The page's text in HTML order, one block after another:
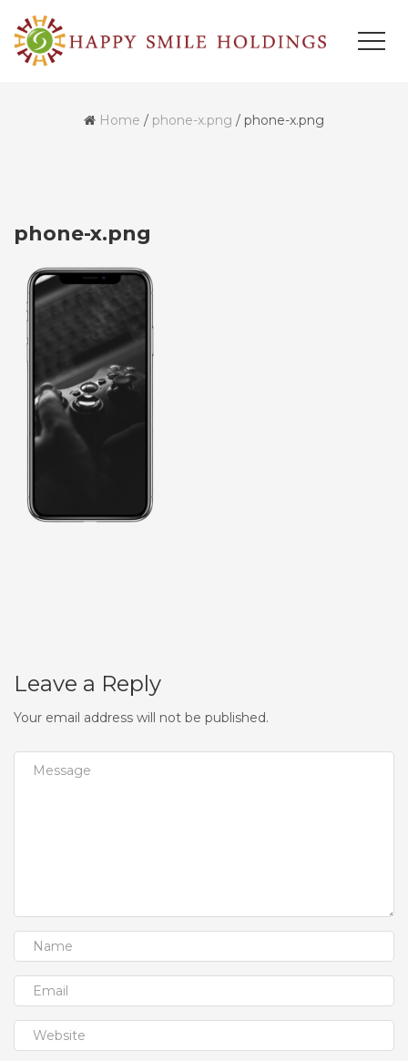
Home / phone-x.png / phone-x.png
phone-x.png
Leave a Reply
Your email address will not be published.